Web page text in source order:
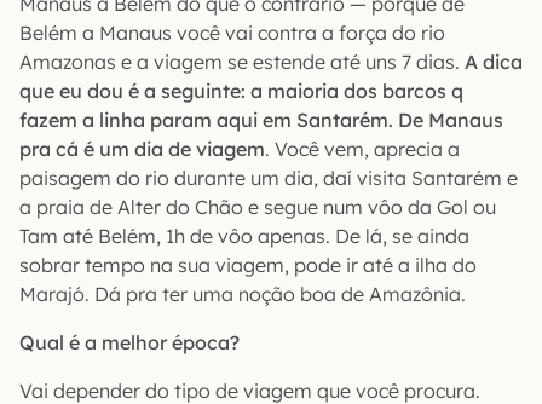
Belém a Manaus você vai contra a força do rio
Amazonas e a viagem se estende até uns 7 dias. A dica
que eu dou é a seguinte: a maioria dos barcos q
fazem a linha param aqui em Santarém. De Manaus
pra cá é um dia de viagem. Você vem, aprecia a
paisagem do rio durante um dia, daí visita Santarém e
a praia de Alter do Chão e segue num vôo da Gol ou
Tam até Belém, 1h de vôo apenas. De lá, se ainda
sobrar tempo na sua viagem, pode ir até a ilha do
Marajó. Dá pra ter uma noção boa de Amazônia.
Qual é a melhor época?
Vai depender do tipo de viagem que você procura.